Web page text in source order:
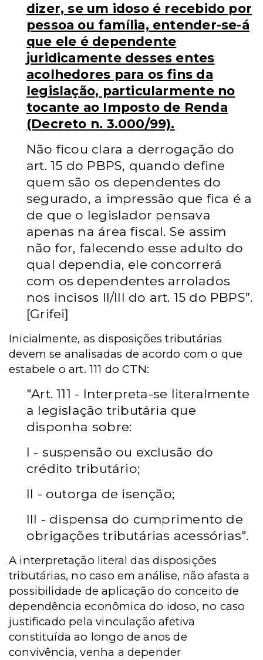
dizer, se um idoso é recebido por
pessoa ou família, entender-se-á
que ele é dependente
juridicamente desses entes
acolhedores para os fins da
legislação, particularmente no
tocante ao Imposto de Renda
(Decreto n. 3.000/99).
Não ficou clara a derrogação do
art. 15 do PBPS, quando define
quem são os dependentes do
segurado, a impressão que fica é a
de que o legislador pensava
apenas na área fiscal. Se assim
não for, falecendo esse adulto do
qual dependia, ele concorrerá
com os dependentes arrolados
nos incisos II/III do art. 15 do PBPS”.
[Grifei]
Inicialmente, as disposições tributárias
devem se analisadas de acordo com o que
estabele o art. 111 do CTN:
"Art. 111 - Interpreta-se literalmente
a legislação tributária que
disponha sobre:
I - suspensão ou exclusão do
crédito tributário;
II - outorga de isenção;
III - dispensa do cumprimento de
obrigações tributárias acessórias".
A interpretação literal das disposições
tributárias, no caso em análise, não afasta a
possibilidade de aplicação do conceito de
dependência econômica do idoso, no caso
justificado pela vinculação afetiva
constituída ao longo de anos de
convivência, venha a depender